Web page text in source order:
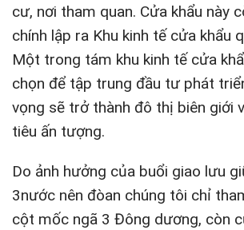
cư, nơi tham quan. Cửa khẩu này
chính lập ra Khu kinh tế cửa khẩu
Một trong tám khu kinh tế cửa
chọn để tập trung đầu tư phát
vọng sẽ trở thành đô thị biên giới
tiêu ấn tượng.
Do ảnh hưởng của buổi giao lưu
3nước nên đòan chúng tôi chỉ
cột mốc ngã 3 Đông dương, còn